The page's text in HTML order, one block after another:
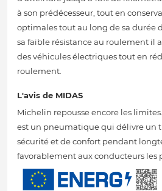
à son prédécesseur, tout en
optimales tout au long de sa durée
sa faible résistance au roulement il
des véhicules électriques tout en
roulement.
L'avis de MIDAS
Michelin repousse encore les
est un pneumatique qui délivre un
sécurité et de confort pendant
favorablement aux conducteurs les